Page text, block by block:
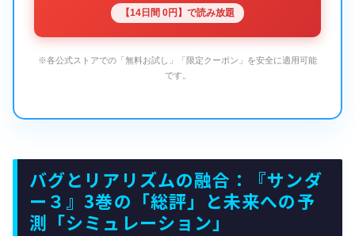
【14日間 0円】で読み放題
※各公式ストアでの「無料お試し」「限定クーポン」を安全に適用可能
です。
バグとリアリズムの融合：『サンダ
ー３』3巻の「総評」と未来への予
測「シミュレーション」